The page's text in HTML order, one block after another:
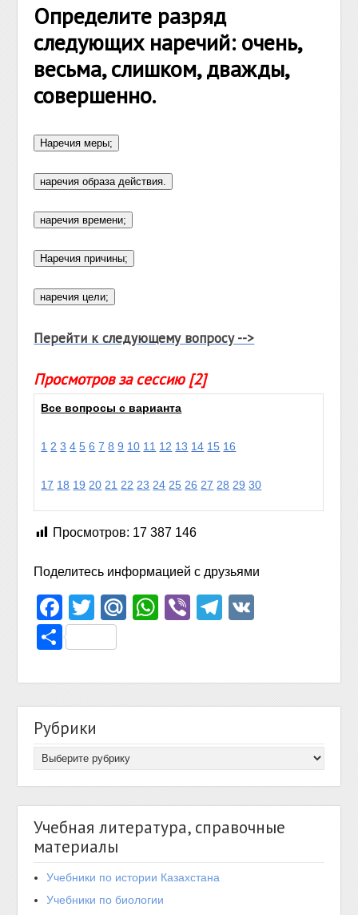
Определите разряд
следующих наречий: очень,
весьма, слишком, дважды,
совершенно.
Перейти к следующему вопросу -->
Просмотров за сессию [2]
Все вопросы с варианта
1 2 3 4 5 6 7 8 9 10 11 12 13 14 15 16
17 18 19 20 21 22 23 24 25 26 27 28 29 30
Просмотров: 17 387 146
Поделитесь информацией с друзьями
Facebook
TwitterMail.Ru
WhatsApp
ViberTelegram
Отправить
Рубрики
Учебная литература, справочные
материалы
Учебники по истории Казахстана
Учебники по биологии